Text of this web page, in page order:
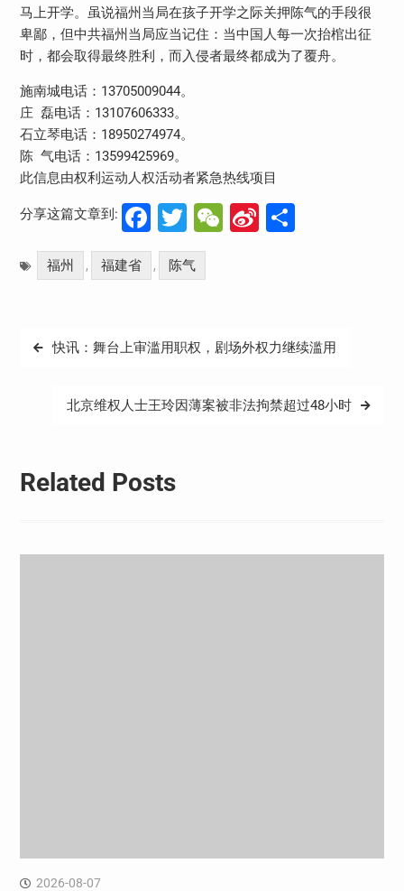
马上开学。虽说福州当局在孩子开学之际关押陈气的手段很
卑鄙，但中共福州当局应当记住：当中国人每一次抬棺出征
时，都会取得最终胜利，而入侵者最终都成为了覆舟。
施南城电话：13705009044。
庄 磊电话：13107606333。
石立琴电话：18950274974。
陈 气电话：13599425969。
此信息由权利运动人权活动者紧急热线项目
分享这篇文章到: Facebook
Twitter
WeChat
Sina分
福州 , 福建省 , 陈气
文
快讯：舞台上审滥用职权，剧场外权力继续滥用
北京维权人士王玲因薄案被非法拘禁超过48小时
Related Posts
2026-08-07